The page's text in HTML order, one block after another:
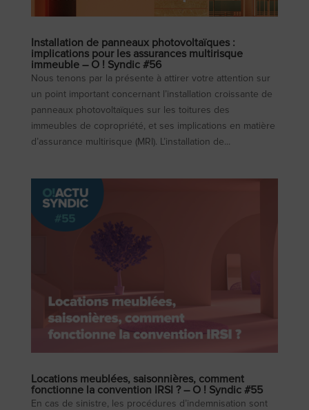
Installation de panneaux photovoltaïques :
implications pour les assurances multirisque
immeuble – O ! Syndic #56
Nous tenons par la présente à attirer votre attention sur
un point important concernant l’installation croissante de
panneaux photovoltaïques sur les toitures des
immeubles de copropriété, et ses implications en matière
d’assurance multirisque (MRI). L’installation de...
Locations meublées, saisonnières, comment
fonctionne la convention IRSI ? – O ! Syndic #55
En cas de sinistre, les procédures d’indemnisation sont